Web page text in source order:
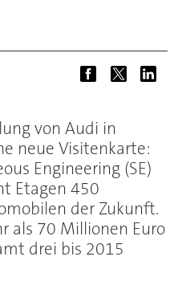
von Audi in
neue Visitenkarte:
Engineering (SE)
Etagen 450
der Zukunft.
als 70 Millionen Euro
drei bis 2015